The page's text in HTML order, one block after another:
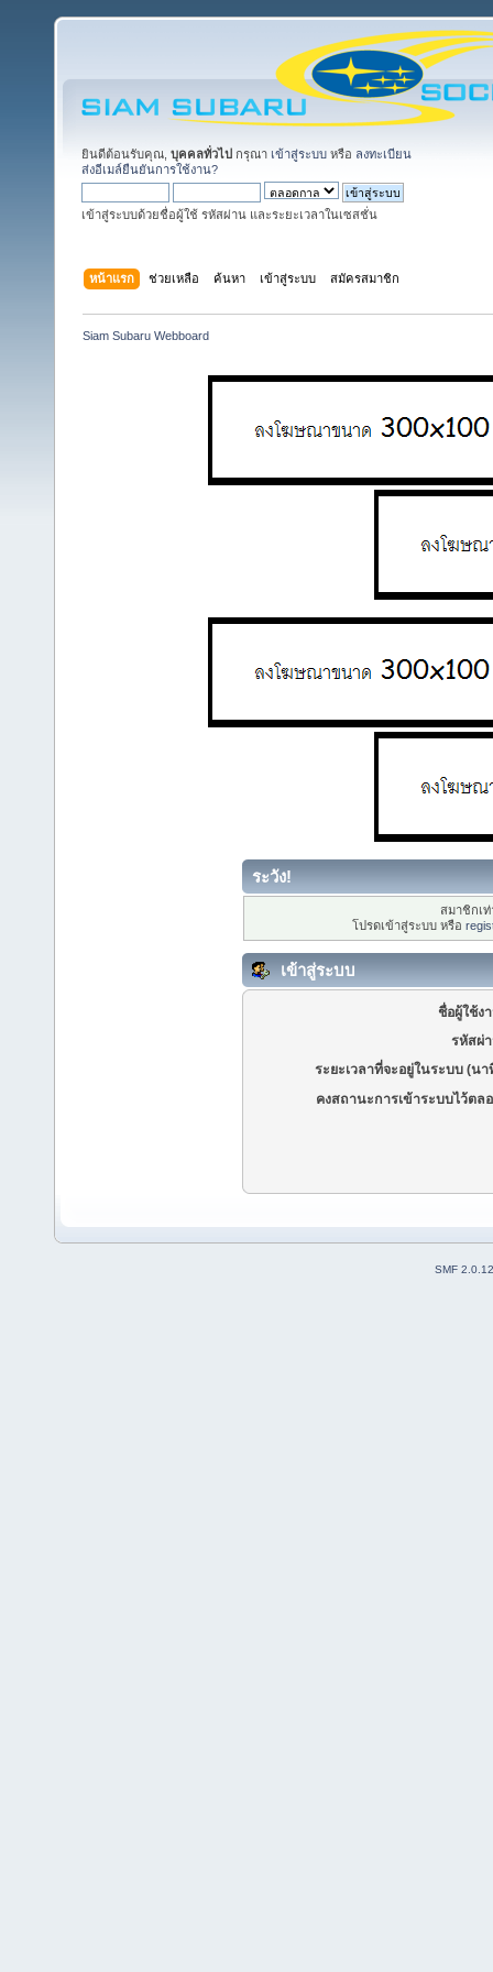
ยินดีต้อนรับคุณ, บุคคลทั่วไป กรุณา เข้าสู่ระบบ หรือ ลงทะเบียน
ส่งอีเมล์ยืนยันการใช้งาน?
เข้าสู่ระบบด้วยชื่อผู้ใช้ รหัสผ่าน และระยะเวลาในเซสชั่น
หน้าแรก ช่วยเหลือ ค้นหา เข้าสู่ระบบ สมัครสมาชิก
Siam Subaru Webboard
ระวัง!
สมาชิกเ
โปรดเข้าสู่ระบบ หรือ
เข้าสู่ระบบ
ชื่อผู้ใช้ง
รหัสผ่
ระยะเวลาที่จะอยู่ในระบบ (นา
คงสถานะการเข้าระบบไว้ตล
SMF 2.0.12